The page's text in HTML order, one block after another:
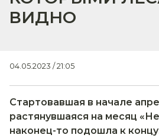
ВИДНО
04.05.2023 / 21:05
Стартовавшая в начале
растянувшаяся на месяц
наконец-то подошла к